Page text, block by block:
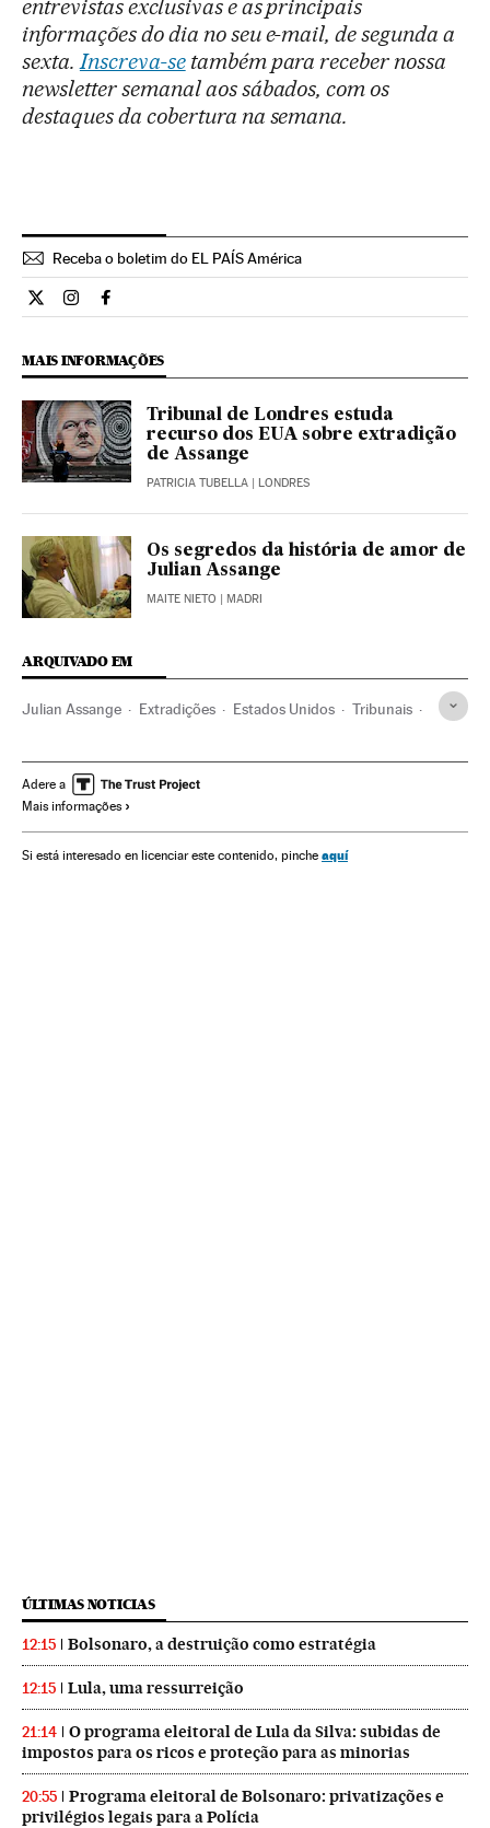
entrevistas exclusivas e as principais
informações do dia no seu e-mail, de segunda a
sexta.Inscreva-setambém para receber nossa
newsletter semanal aos sábados, com os
destaques da cobertura na semana.
Receba o boletim do EL PAÍS América
Internacional El País Brasil en Twitter
Internacional El País Brasil en Instagram
Internacional El País Brasil en Facebook
MAIS INFORMAÇÕES
Tribunal de Londres estuda
recurso dos EUA sobre extradição
de Assange
PATRICIA TUBELLA | LONDRES
Os segredos da história de amor de
Julian Assange
MAITE NIETO | MADRI
ARQUIVADO EM
Julian Assange Extradições Estados Unidos Tribunais
Ciberespionagem Filtração documentos
Pirata informático
Equador
Adere a
Mais informações
Si está interesado en licenciar este contenido, pinche aquí
ÚLTIMAS NOTICIAS
12:15 Bolsonaro, a destruição como estratégia
12:15 Lula, uma ressurreição
21:14
O programa eleitoral de Lula da Silva: subidas de
impostos para os ricos e proteção para as minorias
20:55
Programa eleitoral de Bolsonaro: privatizações e
privilégios legais para a Polícia